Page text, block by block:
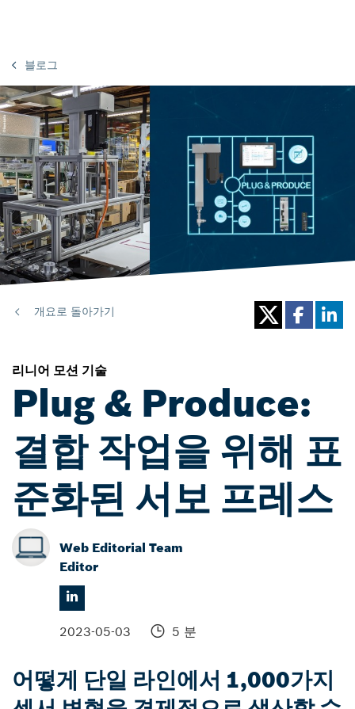
블로그
개요로 돌아가기
리니어 모션 기술
Plug & Produce:
결합 작업을 위해 표
준화된 서보 프레스
Web Editorial Team
Editor
2023-05-03 5 분
어떻게 단일 라인에서 1,000가지